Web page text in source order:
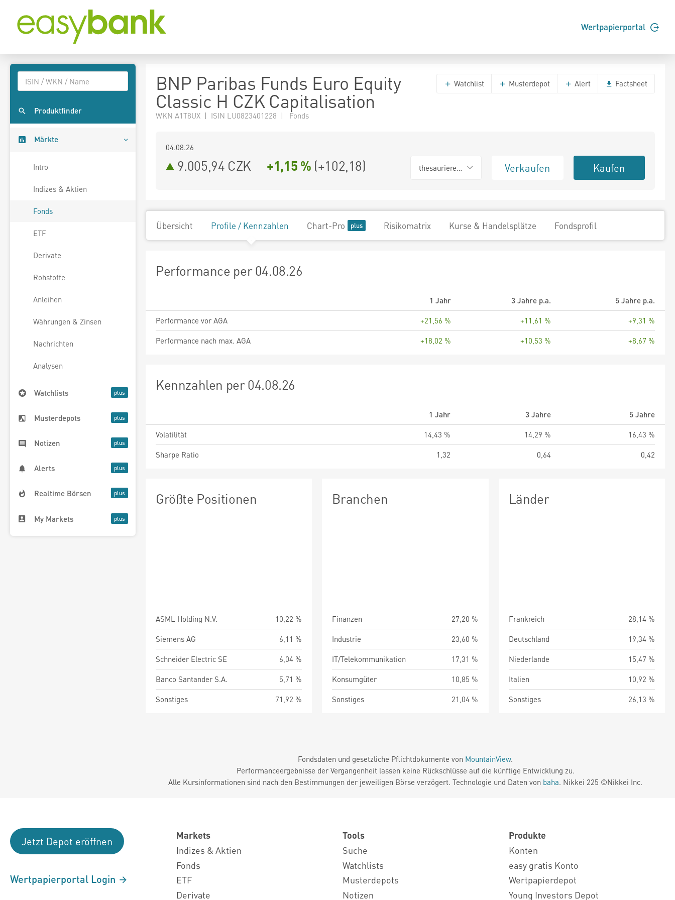
Wertpapierportal
Produktfinder
Märkte
Intro
Indizes & Aktien
Fonds
ETF
Derivate
Rohstoffe
Anleihen
Währungen & Zinsen
Nachrichten
Analysen
Watchlists
Musterdepots
Notizen
Alerts
Realtime Börsen
My Markets
BNP Paribas Funds Euro Equity
Classic H CZK Capitalisation
WKN A1T8UX | ISIN LU0823401228 | Fonds
Watchlist Musterdepot Alert Factsheet
04.08.26
9.005,94 CZK +1,15 % (+102,18) thesaurierend Verkaufen Kaufen
Übersicht Profile / Kennzahlen Chart-Pro Risikomatrix Kurse & Handelsplätze Fondsprofil
Performance per 04.08.26
1 Jahr 3 Jahre p.a.
5 Jahre p.a.
Performance vor AGA
+21,56 % +11,61 %
+9,31 %
Performance nach max. AGA
+18,02 % +10,53 % +8,67 %
Kennzahlen per 04.08.26
1 Jahr 3 Jahre
5 Jahre
Volatilität
14,43 % 14,29 %
16,43 %
Sharpe Ratio
1,32 0,64 0,42
Größte Positionen
ASML Holding N.V.
10,22 %
Siemens AG
6,11 %
Schneider Electric SE
6,04 %
Banco Santander S.A.
5,71 %
Sonstiges
71,92 %
Branchen
Finanzen
27,20 %
Industrie
23,60 %
IT/Telekommunikation
17,31 %
Konsumgüter
10,85 %
Sonstiges
21,04 %
Länder
Frankreich
28,14 %
Deutschland
19,34 %
Niederlande
15,47 %
Italien
10,92 %
Sonstiges
26,13 %
Fondsdaten und gesetzliche Pflichtdokumente von MountainView.
Performanceergebnisse der Vergangenheit lassen keine Rückschlüsse auf die künftige Entwicklung zu.
Alle Kursinformationen sind nach den Bestimmungen der jeweiligen Börse verzögert. Technologie und Daten von baha. Nikkei 225 ©Nikkei Inc.
Jetzt Depot eröffnen
Wertpapierportal Login
Markets
Indizes & Aktien
Fonds
ETF
Derivate
Tools
Suche
Watchlists
Musterdepots
Notizen
Produkte
Konten
easy gratis Konto
Wertpapierdepot
Young Investors Depot